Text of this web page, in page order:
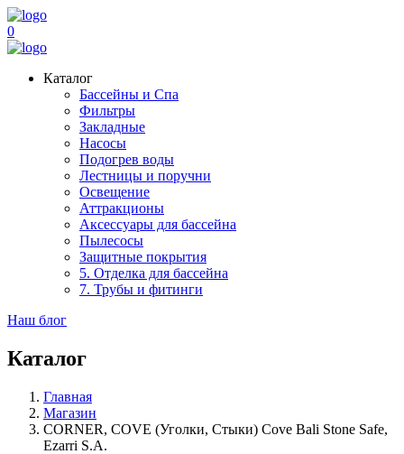
0
Каталог
Бассейны и Спа
Фильтры
Закладные
Насосы
Подогрев воды
Лестницы и поручни
Освещение
Аттракционы
Аксессуары для бассейна
Пылесосы
Защитные покрытия
5. Отделка для бассейна
7. Трубы и фитинги
Наш блог
Каталог
Главная
Магазин
CORNER, COVE (Уголки, Стыки) Cove Bali Stone Safe,
Ezarri S.A.